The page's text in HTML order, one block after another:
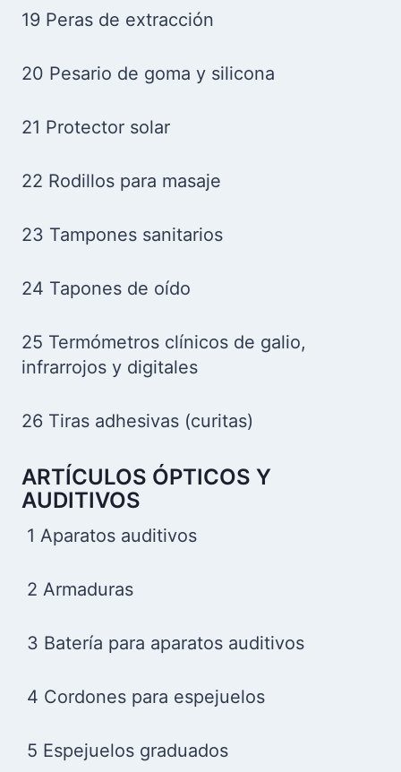
19 Peras de extracción
20 Pesario de goma y silicona
21 Protector solar
22 Rodillos para masaje
23 Tampones sanitarios
24 Tapones de oído
25 Termómetros clínicos de galio,
infrarrojos y digitales
26 Tiras adhesivas (curitas)
ARTÍCULOS ÓPTICOS Y
AUDITIVOS
1 Aparatos auditivos
2 Armaduras
3 Batería para aparatos auditivos
4 Cordones para espejuelos
5 Espejuelos graduados